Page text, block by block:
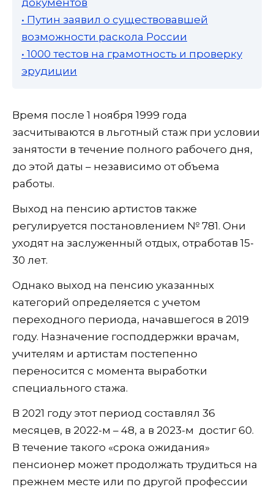
документов
• Путин заявил о существовавшей
возможности раскола России
• 1000 тестов на грамотность и проверку
эрудиции
Время после 1 ноября 1999 года
засчитываются в льготный стаж при условии
занятости в течение полного рабочего дня,
до этой даты – независимо от объема
работы.
Выход на пенсию артистов также
регулируется постановлением № 781. Они
уходят на заслуженный отдых, отработав 15-
30 лет.
Однако выход на пенсию указанных
категорий определяется с учетом
переходного периода, начавшегося в 2019
году. Назначение господдержки врачам,
учителям и артистам постепенно
переносится с момента выработки
специального стажа.
В 2021 году этот период составлял 36
месяцев, в 2022-м – 48, а в 2023-м достиг 60.
В течение такого «срока ожидания»
пенсионер может продолжать трудиться на
прежнем месте или по другой профессии